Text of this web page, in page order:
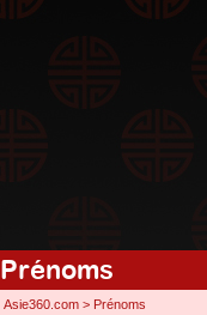
Prénoms
Asie360.com > Prénoms